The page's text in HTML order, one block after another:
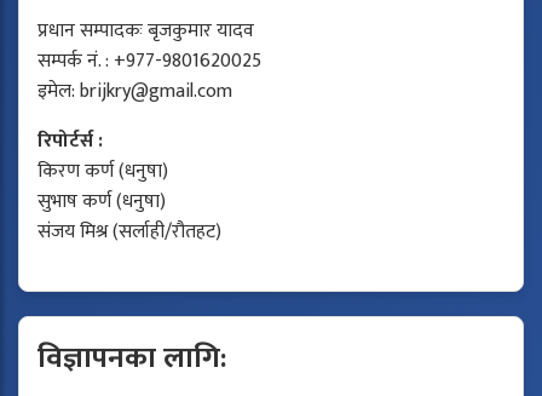
प्रधान सम्पादकः बृजकुमार यादव
सम्पर्क नं. : +977-9801620025
इमेल:brijkry@gmail.com
रिपोर्टर्स :
किरण कर्ण (धनुषा)
सुभाष कर्ण (धनुषा)
संजय मिश्र (सर्लाही/रौतहट)
विज्ञापनका लागि: